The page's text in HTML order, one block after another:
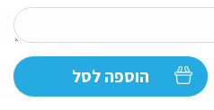
הוספה לסל